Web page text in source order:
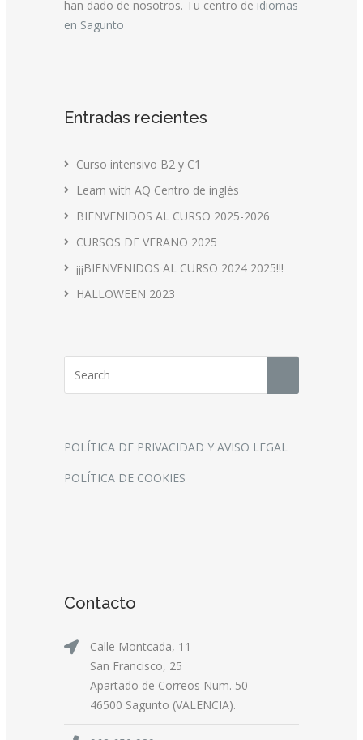
han dado de nosotros. Tu centro de idiomas
en Sagunto
Entradas recientes
Curso intensivo B2 y C1
Learn with AQ Centro de inglés
BIENVENIDOS AL CURSO 2025-2026
CURSOS DE VERANO 2025
¡¡¡BIENVENIDOS AL CURSO 2024 2025!!!
HALLOWEEN 2023
POLÍTICA DE PRIVACIDAD Y AVISO LEGAL
POLÍTICA DE COOKIES
Contacto
Calle Montcada, 11
San Francisco, 25
Apartado de Correos Num. 50
46500 Sagunto (VALENCIA).